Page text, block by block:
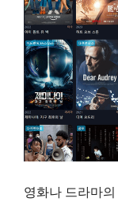
영화나 드라마